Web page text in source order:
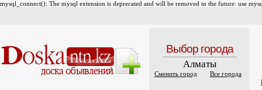
mysql_connect(): The mysql extension is deprecated and will be removed in the future: use
Выбор города
Алматы
Сменить город
Все города